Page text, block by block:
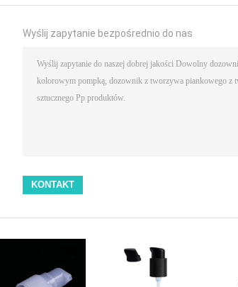
Wyślij zapytanie bezpośrednio do nas